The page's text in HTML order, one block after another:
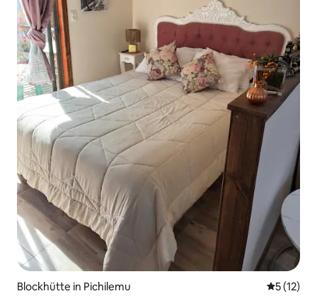
Blockhütte in Pichilemu
5 (12)